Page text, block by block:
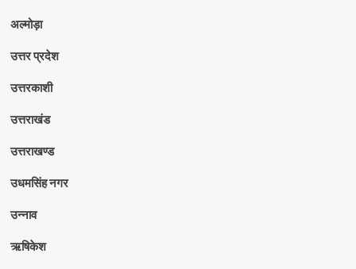
अल्मोड़ा
उत्तर प्रदेश
उत्तरकाशी
उत्तराखंड
उत्तराखण्ड
उधमसिंह नगर
उन्नाव
ऋषिकेश